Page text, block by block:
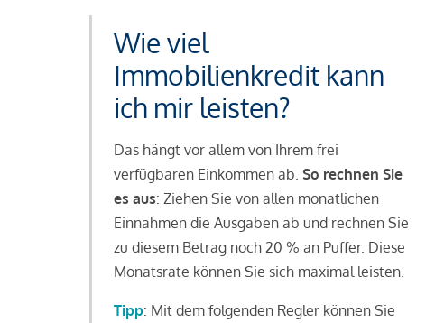
Wie viel
Immobilienkredit kann
ich mir leisten?
Das hängt vor allem von Ihrem frei
verfügbaren Einkommen ab. So rechnen Sie
es aus: Ziehen Sie von allen monatlichen
Einnahmen die Ausgaben ab und rechnen Sie
zu diesem Betrag noch 20 % an Puffer. Diese
Monatsrate können Sie sich maximal leisten.
Tipp: Mit dem folgenden Regler können Sie